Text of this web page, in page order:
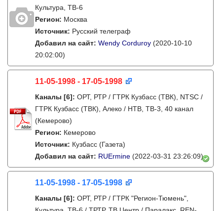
Культура, ТВ-6
Регион: Москва
Источник: Русский телеграф
Добавил на сайт: Wendy Corduroy (2020-10-10
20:02:00)
11-05-1998 - 17-05-1998
Каналы [6]: ОРТ, РТР / ГТРК Кузбасс (ТВК), NTSC /
ГТРК Кузбасс (ТВК), Алеко / НТВ, ТВ-3, 40 канал
(Кемерово)
Регион: Кемерово
Источник: Кузбасс (Газета)
Добавил на сайт: RUErmine (2022-03-31 23:26:09)
11-05-1998 - 17-05-1998
Каналы [6]: ОРТ, РТР / ГТРК "Регион-Тюмень",